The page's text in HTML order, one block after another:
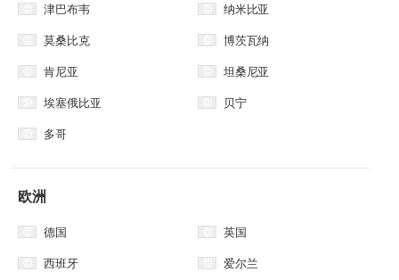
津巴布韦 纳米比亚
莫桑比克 博茨瓦纳
肯尼亚 坦桑尼亚
埃塞俄比亚 贝宁
多哥
欧洲
德国 英国
西班牙 爱尔兰